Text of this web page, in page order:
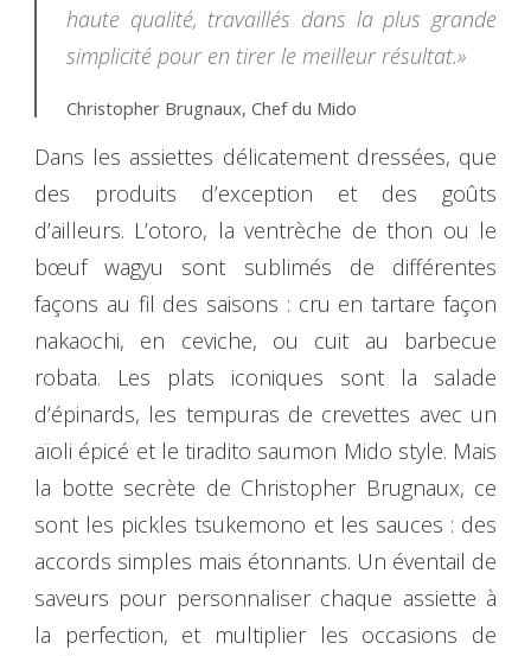
haute qualité, travaillés dans la plus grande
simplicité pour en tirer le meilleur résultat.»
Christopher Brugnaux, Chef du Mido
Dans les assiettes délicatement dressées, que
des produits d’exception et des goûts
d’ailleurs. L’otoro, la ventrèche de thon ou le
bœuf wagyu sont sublimés de différentes
façons au fil des saisons : cru en tartare façon
nakaochi, en ceviche, ou cuit au barbecue
robata. Les plats iconiques sont la salade
d’épinards, les tempuras de crevettes avec un
aïoli épicé et le tiradito saumon Mido style. Mais
la botte secrète de Christopher Brugnaux, ce
sont les pickles tsukemono et les sauces : des
accords simples mais étonnants. Un éventail de
saveurs pour personnaliser chaque assiette à
la perfection, et multiplier les occasions de